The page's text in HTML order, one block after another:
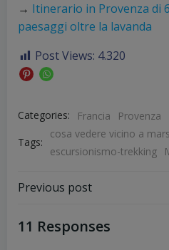
→ Itinerario in Provenza di
paesaggi oltre la lavanda
Post Views: 4.320
Categories: Francia
Provenza
Tags:
cosa vedere vicino a
escursionismo-trekking
Post
navigation
Previous post
11 Responses